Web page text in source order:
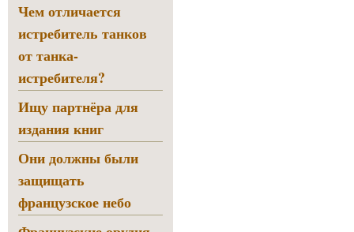
Чем отличается
истребитель танков
от танка-
истребителя?
Ищу партнёра для
издания книг
Они должны были
защищать
французское небо